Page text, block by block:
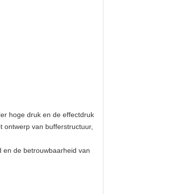
hoge druk en de effectdruk
van bufferstructuur,
en de betrouwbaarheid van